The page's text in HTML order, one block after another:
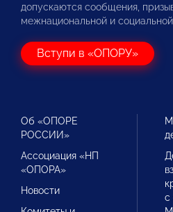
допускаются сообщения,
межнациональной и
Вступи в «ОПОРУ»
Об «ОПОРЕ
РОССИИ»
Ассоциация «НП
«ОПОРА»
Новости
с